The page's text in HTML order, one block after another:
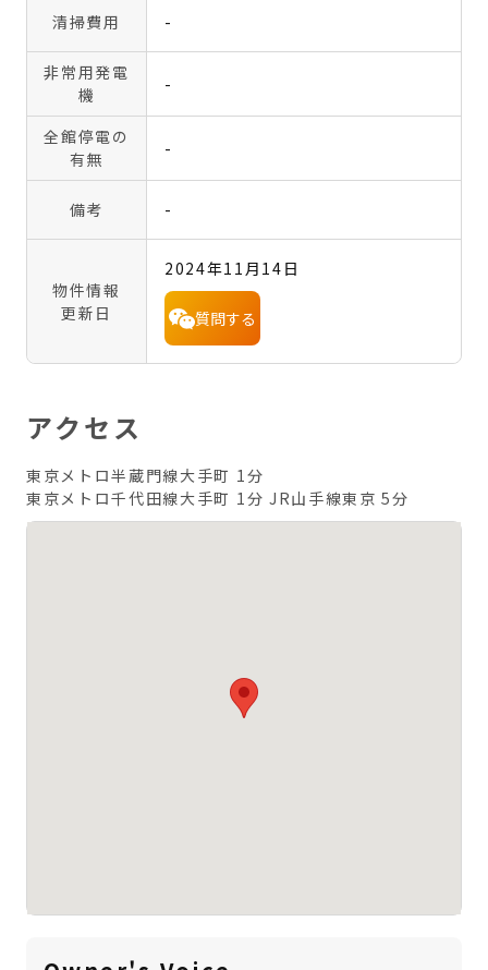
清掃費用 -
非常用発電
機
-
全館停電の
有無
-
備考 -
物件情報
更新日
2024年11月14日
質問する
アクセス
東京メトロ半蔵門線大手町 1分
東京メトロ千代田線大手町 1分 JR山手線東京 5分